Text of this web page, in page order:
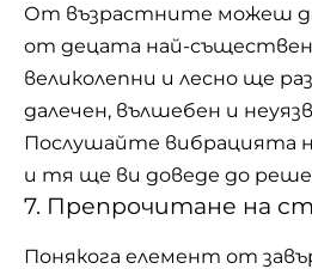
От възрастните можеш
от децата най-
великолепни и лесно ще
далечен, вълшебен и
Послушайте вибрацията
и тя ще ви доведе до
7. Препрочитане на
Понякога елемент от